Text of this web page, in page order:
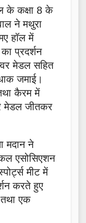
के कक्षा 8 के
ने मथुरा
हॉल में
प्रदर्शन
मेडल सहित
जमाई।
कैरम में
मेडल जीतकर
मदान ने
एसोसिएशन
मीट में
करते हुए
एक